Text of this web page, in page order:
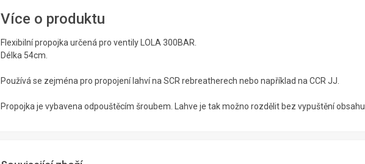
Více o produktu
Flexibilní propojka určená pro ventily LOLA 300BAR.
Délka 54cm.
Používá se zejména pro propojení lahví na SCR rebreatherech nebo například na CCR JJ.
Propojka je vybavena odpouštěcím šroubem. Lahve je tak možno rozdělit bez vypuštění obsahu.